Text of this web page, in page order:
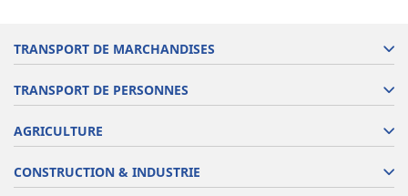
TRANSPORT DE MARCHANDISES
TRANSPORT DE PERSONNES
AGRICULTURE
CONSTRUCTION & INDUSTRIE